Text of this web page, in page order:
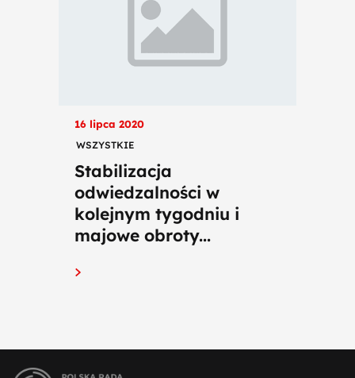
16 lipca 2020
WSZYSTKIE
Stabilizacja
odwiedzalności w
kolejnym tygodniu i
majowe obroty...